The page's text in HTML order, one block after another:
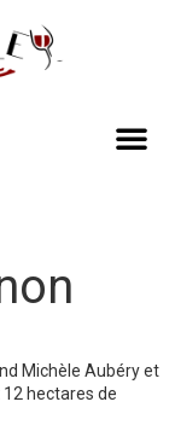
Michèle Aubéry et
hectares de